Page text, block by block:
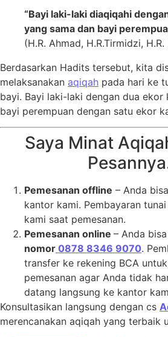
“Bayi laki-laki diaqiqahi
yang sama dan bayi
(H.R. Ahmad, H.R.Tirmidzi,
Berdasarkan Hadits tersebut, kita
melaksanakan aqiqah pada hari ke
bayi. Bayi laki-laki dengan dua
bayi perempuan dengan satu ekor
Saya Minat
Pemesanan offline – Anda
kantor kami. Pembayaran
kami saat pemesanan.
Pemesanan online – Anda
nomor 0878 8346 9070.
transfer ke rekening BCA
pemesanan agar Anda tidak
datang langsung ke kantor
Konsultasikan langsung dengan cs
merencanakan aqiqah yang terbaik